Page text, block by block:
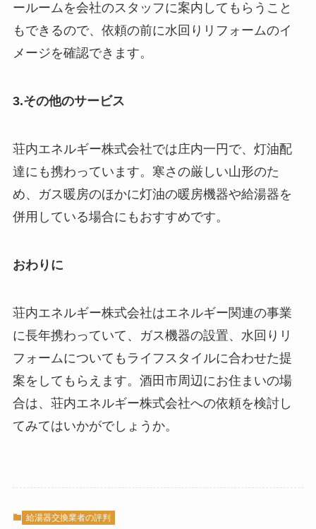
ールームを会社のスタッフに案内してもらうこと
もできるので、依頼の前に水回りリフォームのイ
メージを確認できます。
3.その他のサービス
荘内エネルギー株式会社では庄内一円で、灯油配
達にも携わっています。寒さの厳しい山形のた
め、ガス暖房のほかに灯油の暖房機器や給湯器を
併用している場合にもおすすめです。
おわりに
荘内エネルギー株式会社はエネルギー関連の事業
に長年携わっていて、ガス機器の設置、水回りリ
フォームについてもライフスタイルに合わせた提
案をしてもらえます。酒田市周辺にお住まいの場
合は、荘内エネルギー株式会社への依頼を検討し
てみてはいかがでしょうか。
給湯器交換業者の評判